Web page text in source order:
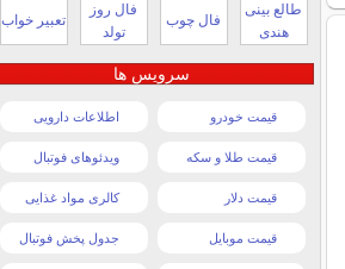
طالع بینی
هندی
فال چوب
فال روز
تولد
تعبیر خواب
سرویس ها
قیمت خودرو اطلاعات دارویی
قیمت طلا و سکه ویدئوهای فوتبال
قیمت دلار کالری مواد غذایی
قیمت موبایل جدول پخش فوتبال